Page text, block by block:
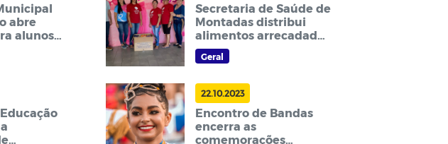
abre
alunos
Secretaria de Saúde de
Montadas distribui
alimentos arrecadados
na 4ª Corrida da Saúde
Geral
22.10.2023
Encontro de Bandas
encerra as
comemorações